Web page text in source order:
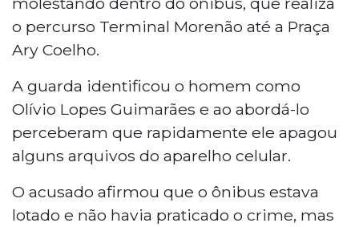
o percurso Terminal Morenão até a Praça
Ary Coelho.
A guarda identificou o homem como
Olívio Lopes Guimarães e ao abordá-lo
perceberam que rapidamente ele apagou
alguns arquivos do aparelho celular.
O acusado afirmou que o ônibus estava
lotado e não havia praticado o crime, mas